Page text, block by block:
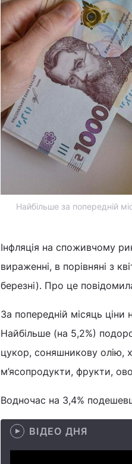
Найбільше за попередній
Інфляція на споживчому
вираженні, в порівняні з
березні). Про це
За попередній місяць ціни
Найбільше (на 5,2%)
цукор, соняшникову олію,
м’ясопродукти, фрукти,
Водночас на 3,4%
ВІДЕО ДНЯ